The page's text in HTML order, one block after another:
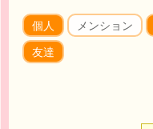
個人 メンション
友達